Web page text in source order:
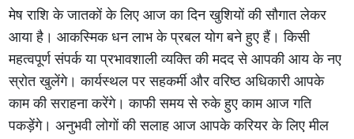
मेष राशि के जातकों के लिए आज का दिन खुशियों की सौगात लेकर
आया है। आकस्मिक धन लाभ के प्रबल योग बने हुए हैं। किसी
महत्वपूर्ण संपर्क या प्रभावशाली व्यक्ति की मदद से आपकी आय के नए
स्रोत खुलेंगे। कार्यस्थल पर सहकर्मी और वरिष्ठ अधिकारी आपके
काम की सराहना करेंगे। काफी समय से रुके हुए काम आज गति
पकड़ेंगे। अनुभवी लोगों की सलाह आज आपके करियर के लिए मील